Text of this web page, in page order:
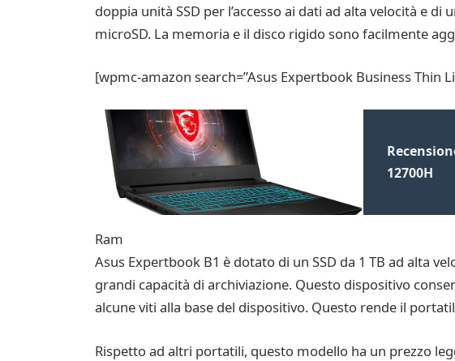
doppia unità SSD per l’accesso ai dati ad alta velocità e
microSD. La memoria e il disco rigido sono facilmente
[wpmc-amazon search=”Asus Expertbook Business Thin
12700H
Ram
Asus Expertbook B1 è dotato di un SSD da 1 TB ad alta
grandi capacità di archiviazione. Questo dispositivo
alcune viti alla base del dispositivo. Questo rende il
Rispetto ad altri portatili, questo modello ha un prezzo